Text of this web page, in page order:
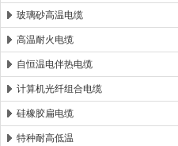
玻璃砂高温电缆
高温耐火电缆
自恒温电伴热电缆
计算机光纤组合电缆
硅橡胶扁电缆
特种耐高低温